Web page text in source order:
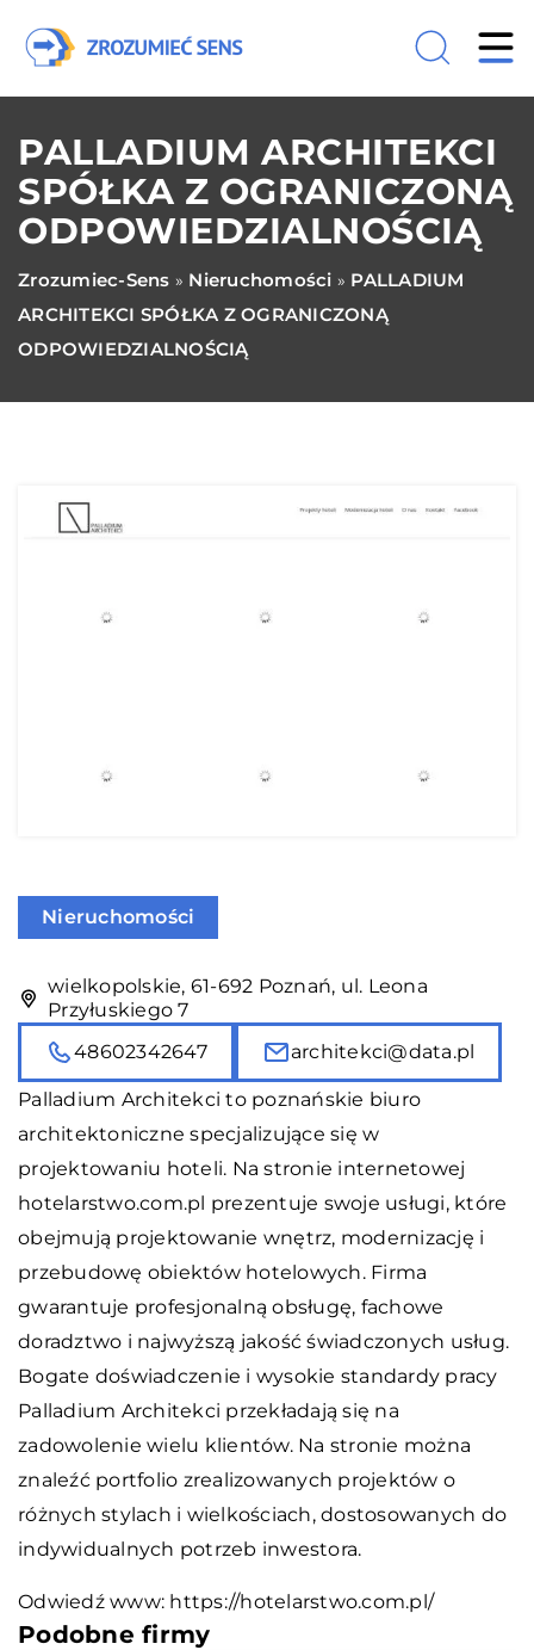
PALLADIUM ARCHITEKCI
SPÓŁKA Z OGRANICZONĄ
ODPOWIEDZIALNOŚCIĄ
Zrozumiec-Sens » Nieruchomości » PALLADIUM
ARCHITEKCI SPÓŁKA Z OGRANICZONĄ
ODPOWIEDZIALNOŚCIĄ
Nieruchomości
wielkopolskie, 61-692 Poznań, ul. Leona
Przyłuskiego 7
48602342647
architekci@data.pl
Palladium Architekci to poznańskie biuro
architektoniczne specjalizujące się w
projektowaniu hoteli. Na stronie internetowej
hotelarstwo.com.pl prezentuje swoje usługi, które
obejmują projektowanie wnętrz, modernizację i
przebudowę obiektów hotelowych. Firma
gwarantuje profesjonalną obsługę, fachowe
doradztwo i najwyższą jakość świadczonych usług.
Bogate doświadczenie i wysokie standardy pracy
Palladium Architekci przekładają się na
zadowolenie wielu klientów. Na stronie można
znaleźć portfolio zrealizowanych projektów o
różnych stylach i wielkościach, dostosowanych do
indywidualnych potrzeb inwestora.
Odwiedź www: https://hotelarstwo.com.pl/
Podobne firmy